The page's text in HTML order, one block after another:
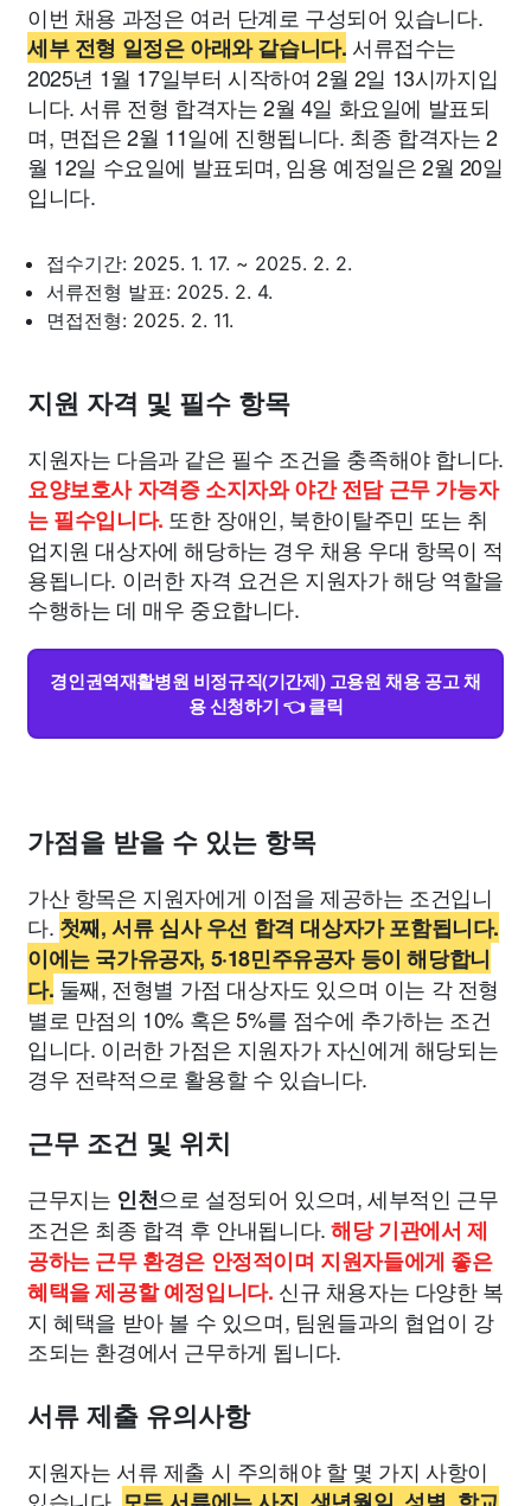
이번 채용 과정은 여러 단계로 구성되어 있습니다.
세부 전형 일정은 아래와 같습니다. 서류접수는
2025년 1월 17일부터 시작하여 2월 2일 13시까지입
니다. 서류 전형 합격자는 2월 4일 화요일에 발표되
며, 면접은 2월 11일에 진행됩니다. 최종 합격자는 2
월 12일 수요일에 발표되며, 임용 예정일은 2월 20일
입니다.
접수기간: 2025. 1. 17. ~ 2025. 2. 2.
서류전형 발표: 2025. 2. 4.
면접전형: 2025. 2. 11.
지원 자격 및 필수 항목
지원자는 다음과 같은 필수 조건을 충족해야 합니다.
요양보호사 자격증 소지자와 야간 전담 근무 가능자
는 필수입니다. 또한 장애인, 북한이탈주민 또는 취
업지원 대상자에 해당하는 경우 채용 우대 항목이 적
용됩니다. 이러한 자격 요건은 지원자가 해당 역할을
수행하는 데 매우 중요합니다.
경인권역재활병원 비정규직(기간제) 고용원 채용 공고 채
용 신청하기 👈 클릭
가점을 받을 수 있는 항목
가산 항목은 지원자에게 이점을 제공하는 조건입니
다. 첫째, 서류 심사 우선 합격 대상자가 포함됩니다.
이에는 국가유공자, 5·18민주유공자 등이 해당합니
다. 둘째, 전형별 가점 대상자도 있으며 이는 각 전형
별로 만점의 10% 혹은 5%를 점수에 추가하는 조건
입니다. 이러한 가점은 지원자가 자신에게 해당되는
경우 전략적으로 활용할 수 있습니다.
근무 조건 및 위치
근무지는 인천으로 설정되어 있으며, 세부적인 근무
조건은 최종 합격 후 안내됩니다.해당 기관에서 제
공하는 근무 환경은 안정적이며 지원자들에게 좋은
혜택을 제공할 예정입니다. 신규 채용자는 다양한 복
지 혜택을 받아 볼 수 있으며, 팀원들과의 협업이 강
조되는 환경에서 근무하게 됩니다.
서류 제출 유의사항
지원자는 서류 제출 시 주의해야 할 몇 가지 사항이